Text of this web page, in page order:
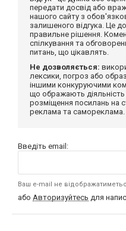
передати досвід або
нашого сайту з
залишеного відгука. Це
правильне рішення.
спілкування та
питань, що цікавлять.
Не дозволяється:
лексики, погроз або
іншими конкуруючими
що ображають діяльність
розміщення посилань на
реклама та самореклама.
Введіть email:
Ваш e-mail не
або Авторизуйтесь для